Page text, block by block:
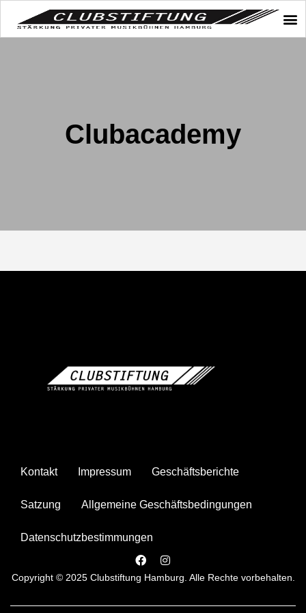
Clubacademy
Kontakt Impressum Geschäftsberichte
Satzung Allgemeine Geschäftsbedingungen
Datenschutzbestimmungen
Copyright © 2025 Clubstiftung Hamburg. Alle Rechte vorbehalten.